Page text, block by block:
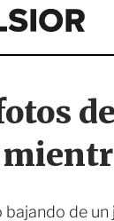
E
x
e
i
o
r
de